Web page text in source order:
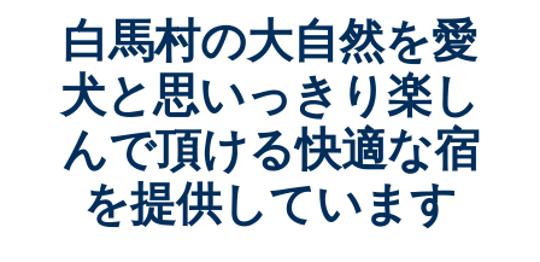
白馬村の大自然を愛
犬と思いっきり楽し
んで頂ける快適な宿
を提供しています